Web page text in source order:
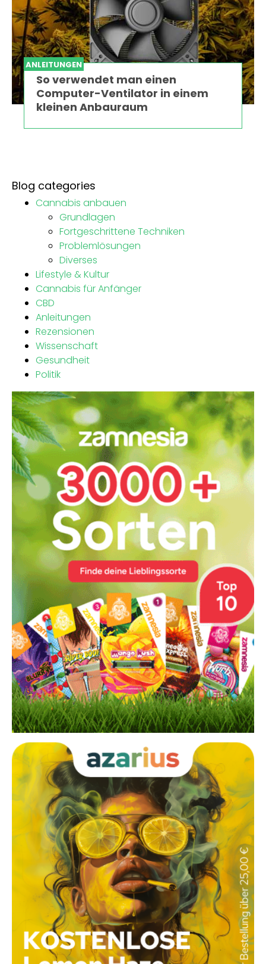
ANLEITUNGEN
So verwendet man einen
Computer-Ventilator in einem
kleinen Anbauraum
Blog categories
Cannabis anbauen
Grundlagen
Fortgeschrittene Techniken
Problemlösungen
Diverses
Lifestyle & Kultur
Cannabis für Anfänger
CBD
Anleitungen
Rezensionen
Wissenschaft
Gesundheit
Politik